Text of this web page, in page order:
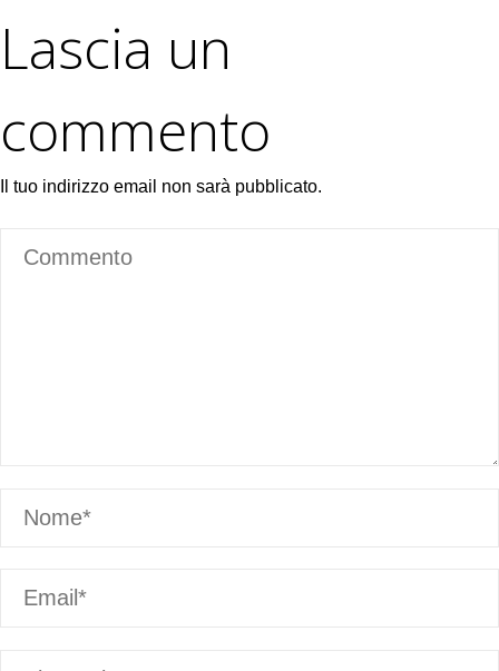
Lascia un
commento
Il tuo indirizzo email non sarà pubblicato.